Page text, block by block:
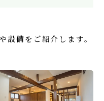
設備をご紹介します。